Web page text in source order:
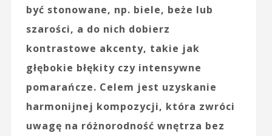
być stonowane, np. biele, beże lub
szarości, a do nich dobierz
kontrastowe akcenty, takie jak
głębokie błękity czy intensywne
pomarańcze. Celem jest uzyskanie
harmonijnej kompozycji, która zwróci
uwagę na różnorodność wnętrza bez